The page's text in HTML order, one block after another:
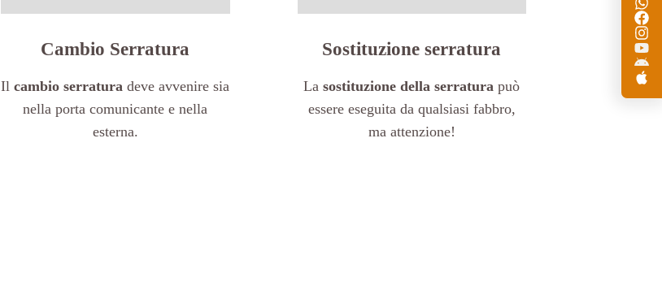
Cambio Serratura
Ilcambio serratura deve avvenire sia
nella porta comunicante e nella
esterna.
Sostituzione serratura
Lasostituzione della serraturapuò
essere eseguita da qualsiasi fabbro,
ma attenzione!